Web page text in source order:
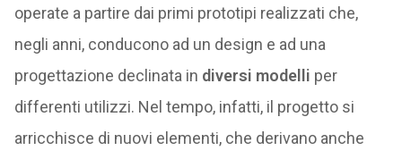
operate a partire dai primi prototipi realizzati che,
negli anni, conducono ad un design e ad una
progettazione declinata in diversi modelli per
differenti utilizzi. Nel tempo, infatti, il progetto si
arricchisce di nuovi elementi, che derivano anche